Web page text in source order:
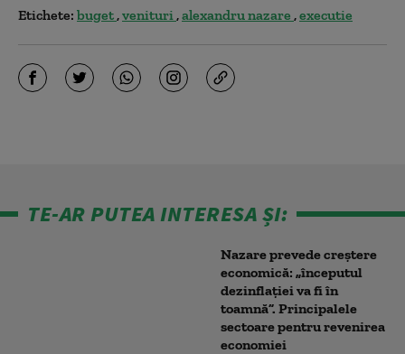
Etichete: buget venituri alexandru nazare executie
TE-AR PUTEA INTERESA ȘI:
Nazare prevede creștere
economică: „începutul
dezinflației va fi în
toamnă”. Principalele
sectoare pentru revenirea
economiei